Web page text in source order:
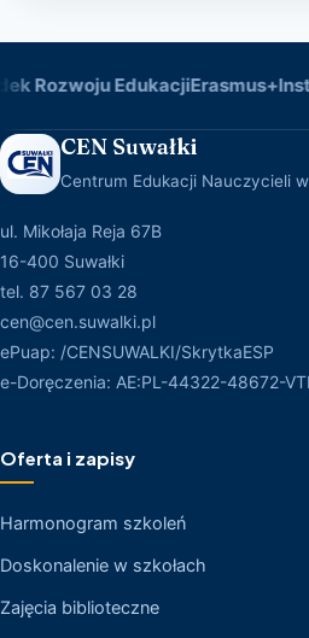
EdukacjiErasmus+Instytut
CEN Suwałki
Centrum Edukacji Nauczycieli
ul. Mikołaja Reja 67B
16-400 Suwałki
tel. 87 567 03 28
cen@cen.suwalki.pl
ePuap: /CENSUWALKI/SkrytkaESP
e-Doręczenia: AE:PL-44322-48672-
Oferta i zapisy
Harmonogram szkoleń
Doskonalenie w szkołach
Zajęcia biblioteczne